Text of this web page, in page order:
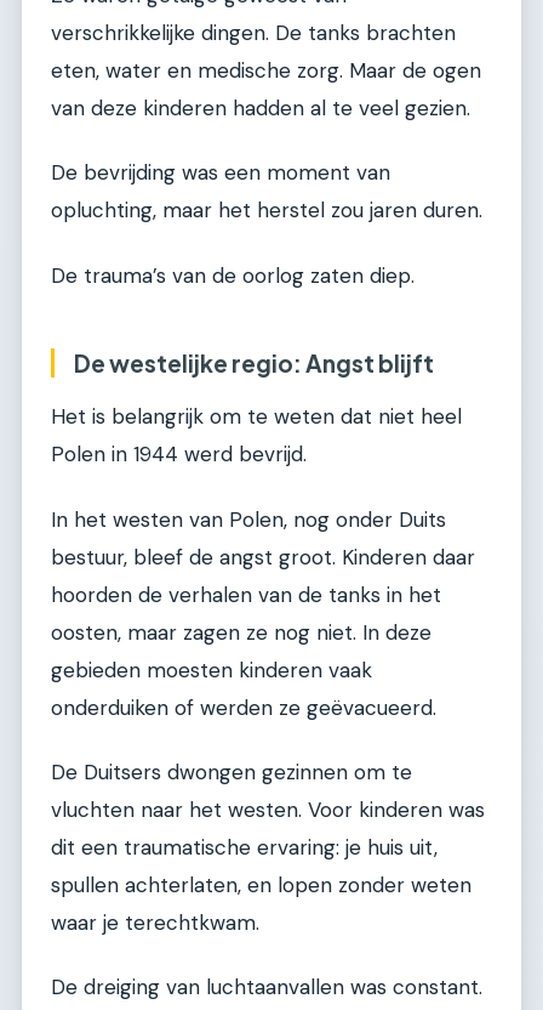
verschrikkelijke dingen. De tanks brachten
eten, water en medische zorg. Maar de ogen
van deze kinderen hadden al te veel gezien.
De bevrijding was een moment van
opluchting, maar het herstel zou jaren duren.
De trauma’s van de oorlog zaten diep.
De westelijke regio: Angst blijft
Het is belangrijk om te weten dat niet heel
Polen in 1944 werd bevrijd.
In het westen van Polen, nog onder Duits
bestuur, bleef de angst groot. Kinderen daar
hoorden de verhalen van de tanks in het
oosten, maar zagen ze nog niet. In deze
gebieden moesten kinderen vaak
onderduiken of werden ze geëvacueerd.
De Duitsers dwongen gezinnen om te
vluchten naar het westen. Voor kinderen was
dit een traumatische ervaring: je huis uit,
spullen achterlaten, en lopen zonder weten
waar je terechtkwam.
De dreiging van luchtaanvallen was constant.